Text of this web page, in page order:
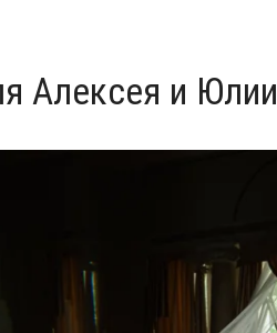
Алексея и Юлии